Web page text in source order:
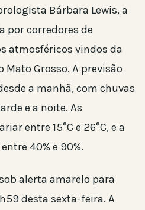
Bárbara Lewis, a
por corredores de
atmosféricos vindos da
Mato Grosso. A previsão
a manhã, com chuvas
e a noite. As
entre 15°C e 26°C, e a
40% e 90%.
alerta amarelo para
desta sexta-feira. A